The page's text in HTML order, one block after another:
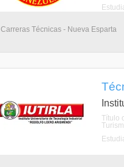
Carreras Técnicas - Nueva Esparta
Título